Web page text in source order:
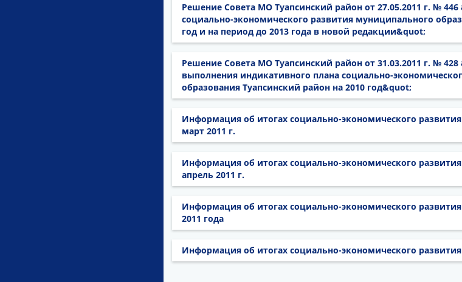
Решение Совета МО Туапсинский район от 27.05.2011 г. №
социально-экономического развития муниципального
год и на период до 2013 года в новой редакции&quot;
Решение Совета МО Туапсинский район от 31.03.2011 г. №
выполнения индикативного плана социально-
образования Туапсинский район на 2010 год&quot;
Информация об итогах социально-экономического
март 2011 г.
Информация об итогах социально-экономического
апрель 2011 г.
Информация об итогах социально-экономического
2011 года
Информация об итогах социально-экономического